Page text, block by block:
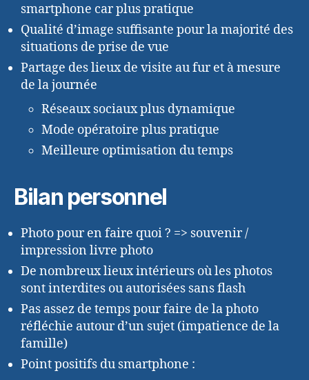
smartphone car plus pratique
Qualité d’image suffisante pour la majorité des
situations de prise de vue
Partage des lieux de visite au fur et à mesure
de la journée
Réseaux sociaux plus dynamique
Mode opératoire plus pratique
Meilleure optimisation du temps
Bilan personnel
Photo pour en faire quoi ? => souvenir /
impression livre photo
De nombreux lieux intérieurs où les photos
sont interdites ou autorisées sans flash
Pas assez de temps pour faire de la photo
réfléchie autour d’un sujet (impatience de la
famille)
Point positifs du smartphone :